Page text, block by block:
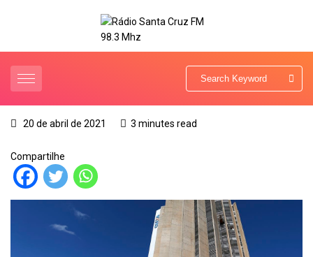
20 de abril de 2021 3 minutes read
Compartilhe